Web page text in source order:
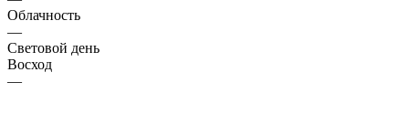
Облачность
—
Световой день
Восход
—